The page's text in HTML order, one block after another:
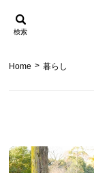
検索
Home > 暮らし